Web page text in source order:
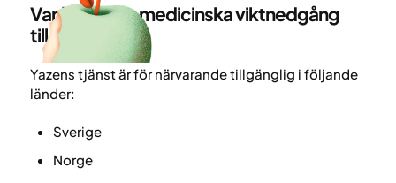
Var är Yazens medicinska viktnedgång
tillgänglig?
Yazens tjänst är för närvarande tillgänglig i följande
länder:
Sverige
Norge